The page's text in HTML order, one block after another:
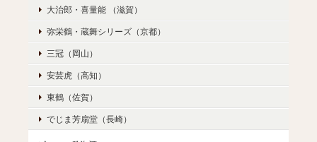
大治郎・喜量能 （滋賀）
弥栄鶴・蔵舞シリーズ（京都）
三冠（岡山）
安芸虎（高知）
東鶴（佐賀）
でじま芳扇堂（長崎）